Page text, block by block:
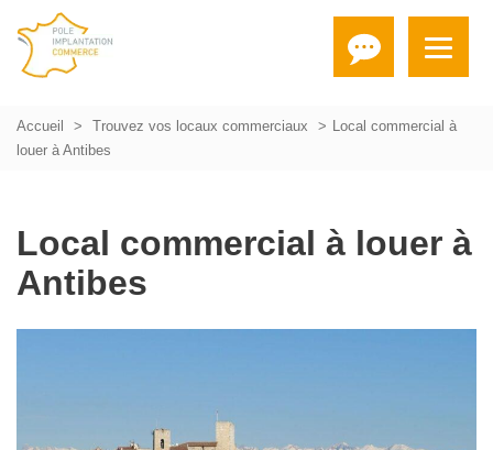
Accueil Trouvez vos locaux commerciaux
Local commercial à
louer à Antibes
Local commercial à louer à
Antibes